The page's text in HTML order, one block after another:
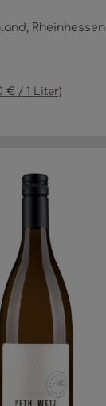
Rheinhessen
€ / 1 Liter)